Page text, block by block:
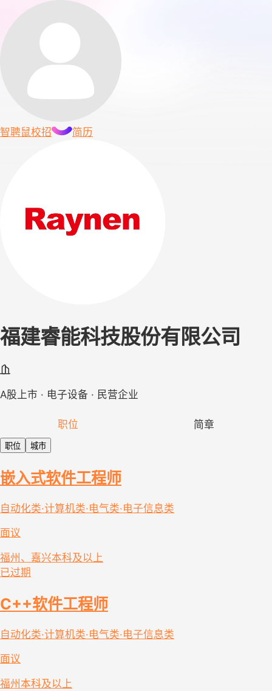
智聘鼠校招 简历
福建睿能科技股份有限公司
A股上市 · 电子设备 · 民营企业
职位 简章
职位 城市
嵌入式软件工程师
自动化类·计算机类·电气类·电子信息类
面议
福州、嘉兴本科及以上
已过期
C++软件工程师
自动化类·计算机类·电气类·电子信息类
面议
福州 本科及以上